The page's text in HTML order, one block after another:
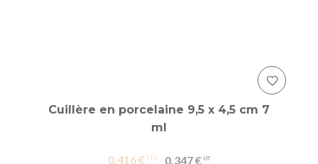
Cuillère en porcelaine 9,5 x 4,5 cm 7
ml
0,416 € 0,347 €